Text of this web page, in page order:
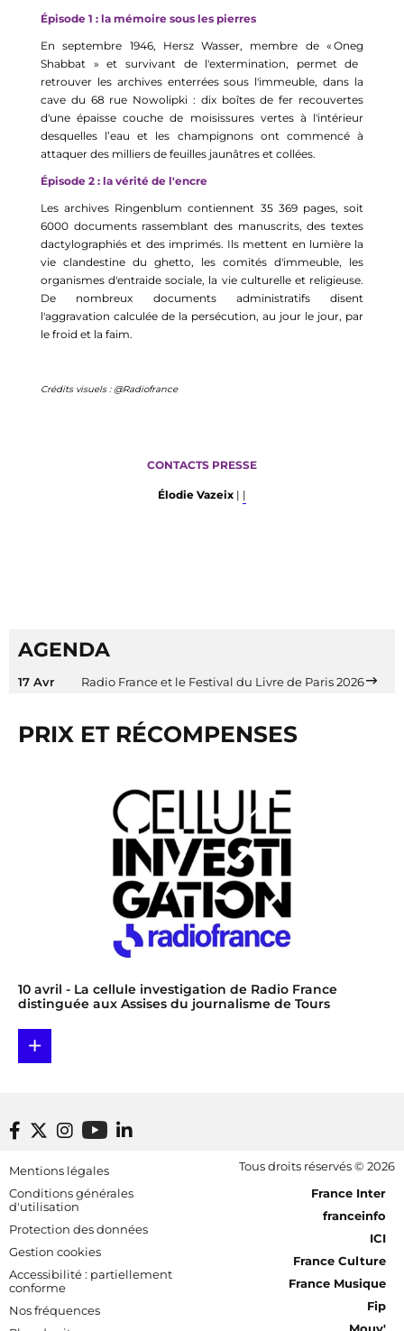
Épisode 1 : la mémoire sous les pierres
En septembre 1946, Hersz Wasser, membre de «Oneg
Shabbat » et survivant de l'extermination, permet de
retrouver les archives enterrées sous l'immeuble, dans la
cave du 68 rue Nowolipki : dix boîtes de fer recouvertes
d'une épaisse couche de moisissures vertes à l'intérieur
desquelles l’eau et les champignons ont commencé à
attaquer des milliers de feuilles jaunâtres et collées.
Épisode 2 : la vérité de l'encre
Les archives Ringenblum contiennent 35 369 pages,soit
6000 documents rassemblant des manuscrits, des textes
dactylographiés et des imprimés. Ils mettent en lumière la
vie clandestine du ghetto, les comités d'immeuble, les
organismes d'entraide sociale, la vie culturelle et religieuse.
De nombreux documents administratifs disent
l'aggravation calculée de la persécution, au jour le jour, par
le froid et la faim.
Crédits visuels : @Radiofrance
CONTACTS PRESSE
Élodie Vazeix | |
AGENDA
17 Avr Radio France et le Festival du Livre de Paris 2026
PRIX ET RÉCOMPENSES
10 avril - La cellule investigation de Radio France
distinguée aux Assises du journalisme de Tours
+
Footer bottom
Mentions légales
Conditions générales
d'utilisation
Protection des données
Gestion cookies
Accessibilité : partiellement
conforme
Nos fréquences
Tous droits réservés © 2026
[RDF] Pied de page - Mobile
France Inter
franceinfo
ICI
France Culture
France Musique
Fip
Mouv'